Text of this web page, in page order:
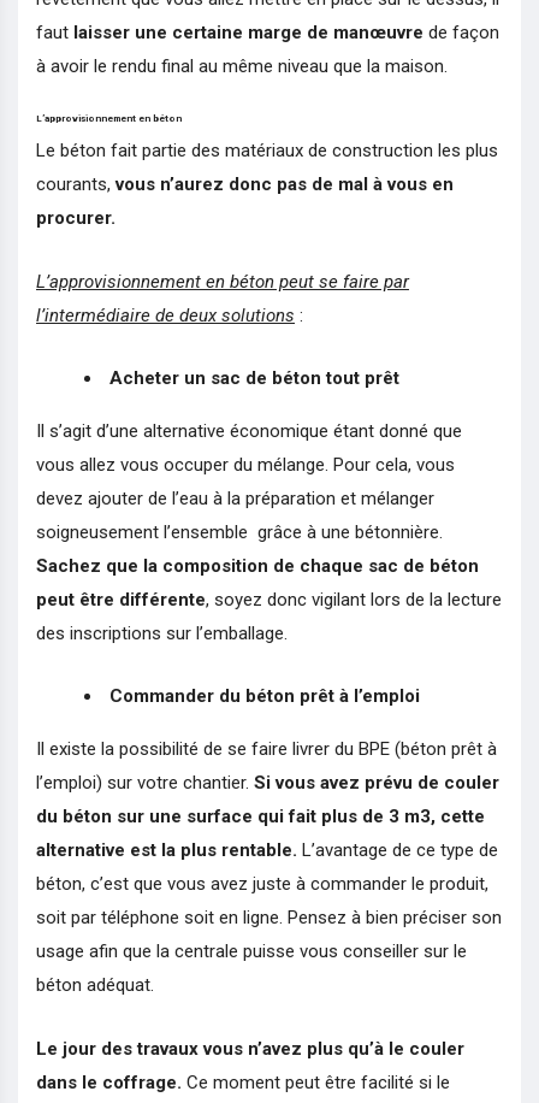
faut laisser une certaine marge de manœuvre de façon
à avoir le rendu final au même niveau que la maison.
L’approvisionnement en béton
Le béton fait partie des matériaux de construction les plus
courants,vous n’aurez donc pas de mal à vous en
procurer.
L’approvisionnement en béton peut se faire par
l’intermédiaire de deux solutions :
Acheter un sac de béton tout prêt
Il s’agit d’une alternative économique étant donné que
vous allez vous occuper du mélange. Pour cela, vous
devez ajouter de l’eau à la préparation et mélanger
soigneusement l’ensemble grâce à une bétonnière.
Sachez que la composition de chaque sac de béton
peut être différente, soyez donc vigilant lors de la lecture
des inscriptions sur l’emballage.
Commander du béton prêt à l’emploi
Il existe la possibilité de se faire livrer du BPE (béton prêt à
l’emploi) sur votre chantier. Si vous avez prévu de couler
du béton sur une surface qui fait plus de 3 m3, cette
alternative est la plus rentable. L’avantage de ce type de
béton, c’est que vous avez juste à commander le produit,
soit par téléphone soit en ligne. Pensez à bien préciser son
usage afin que la centrale puisse vous conseiller sur le
béton adéquat.
Le jour des travaux vous n’avez plus qu’à le couler
dans le coffrage. Ce moment peut être facilité si le